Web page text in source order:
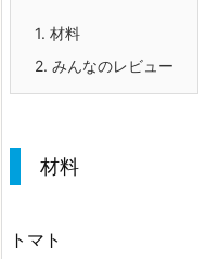
1. 材料
2. みんなのレビュー
材料
トマト